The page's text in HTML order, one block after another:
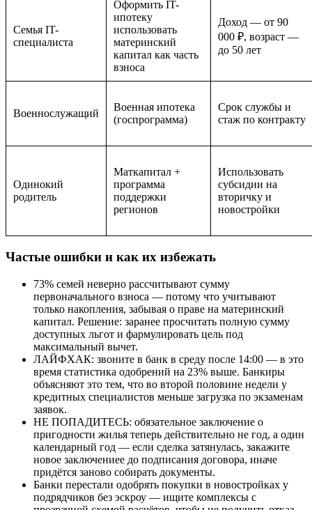
Семья IT-
специалиста
Оформить IT-
ипотеку
использовать
материнский
капитал как часть
взноса
Доход — от 90
000 ₽, возраст —
до 50 лет
Военнослужащий
Военная ипотека
(госпрограмма)
Срок службы и
стаж по контракту
Одинокий
родитель
Маткапитал +
программа
поддержки
регионов
Использовать
субсидии на
вторичку и
новостройки
Частые ошибки и как их избежать
73% семей неверно рассчитывают сумму
первоначального взноса — потому что учитывают
только накопления, забывая о праве на материнский
капитал. Решение: заранее просчитать полную сумму
доступных льгот и фармулировать цель под
максимальный вычет.
ЛАЙФХАК: звоните в банк в среду после 14:00 — в это
время статистика одобрений на 23% выше. Банкиры
объясняют это тем, что во второй половине недели у
кредитных специалистов меньше загрузка по экзаменам
заявок.
НЕ ПОПАДИТЕСЬ: обязательное заключение о
пригодности жилья теперь действительно не год, а один
календарный год — если сделка затянулась, закажите
новое заключениее до подписания договора, иначе
придётся заново собирать документы.
Банки перестали одобрять покупки в новостройках у
подрядчиков без эскроу — ищите комплексы с